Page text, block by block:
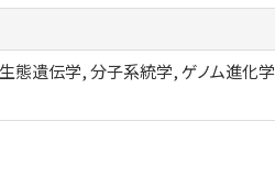
態遺伝学, 分子系統学, ゲノム進化学